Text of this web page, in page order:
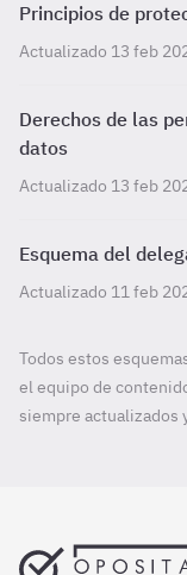
Principios de
Actualizado 13 feb
Derechos de las
datos
Actualizado 13 feb
Esquema del
Actualizado 11 feb
Todos estos
el equipo de
siempre actualizados